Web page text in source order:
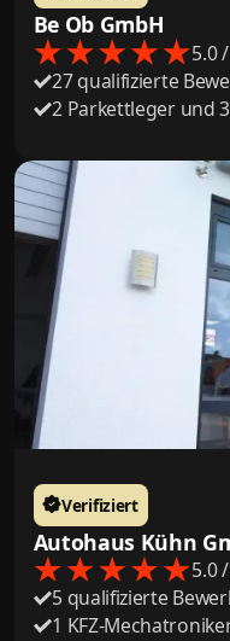
Be Ob GmbH
5.0
27 qualifizierte
2 Parkettleger und
Autohaus Kühn
Verifiziert
5.0
5 qualifizierte
1 KFZ-